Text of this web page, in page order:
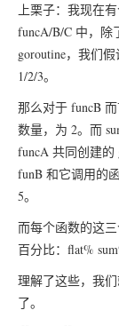
上栗子：我现在
funcA/B/C 中，除
goroutine，我们
1/2/3。
那么对于 funcB
数量，为 2。而
funcA 共同创建的
funB 和它调用的
5。
而每个函数的这
百分比：flat%
理解了这些，我
了。